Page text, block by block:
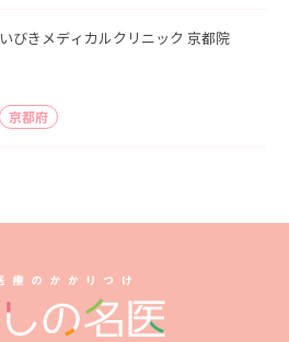
いびきメディカルクリニック 京都院
京都府